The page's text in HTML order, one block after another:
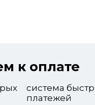
к оплате
система
платежей